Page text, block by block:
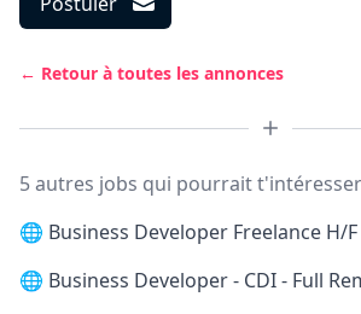
← Retour à toutes les annonces
5 autres jobs qui pourrait
🌐 Business Developer Freelance H/
🌐 Business Developer - CDI - Full